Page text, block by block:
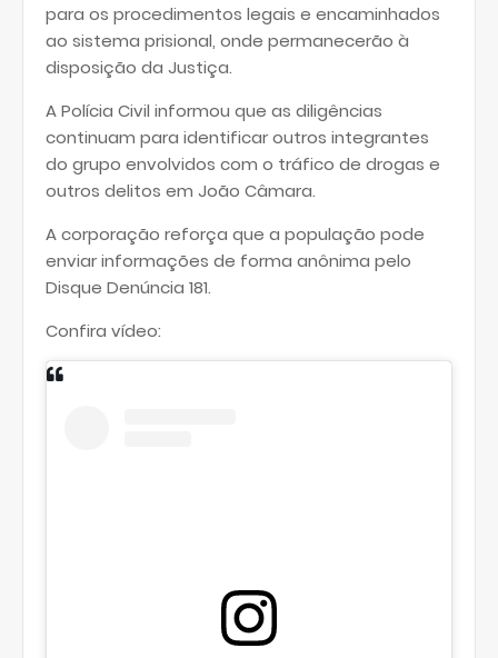
para os procedimentos legais e encaminhados
ao sistema prisional, onde permanecerão à
disposição da Justiça.
A Polícia Civil informou que as diligências
continuam para identificar outros integrantes
do grupo envolvidos com o tráfico de drogas e
outros delitos em João Câmara.
A corporação reforça que a população pode
enviar informações de forma anônima pelo
Disque Denúncia 181.
Confira vídeo: